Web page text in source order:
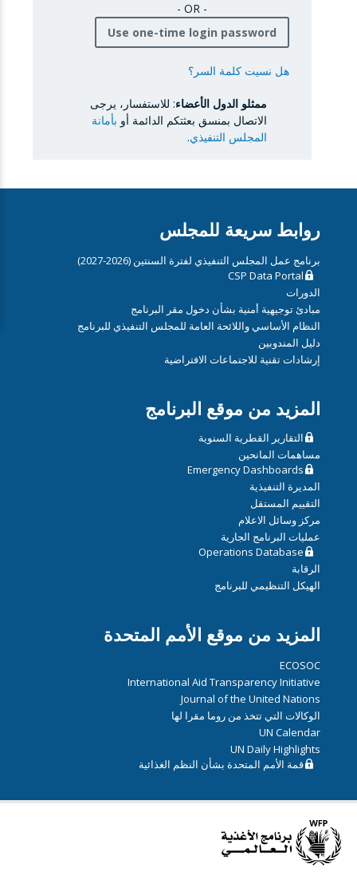
- OR -
Use one-time login password
هل نسيت كلمة السر؟
ممثلو الدول الأعضاء: للاستفسار، يرجى
الاتصال بمنسق بعثتكم الدائمة أو بأمانة
المجلس التنفيذي.
روابط سريعة للمجلس
برنامج عمل المجلس التنفيذي لفترة السنتين (2026-2027)
CSP Data Portal
الدورات
مبادئ توجيهية أمنية بشأن دخول مقر البرنامج
النظام الأساسي واللائحة العامة للمجلس التنفيذي للبرنامج
دليل المندوبين
إرشادات تقنية للاجتماعات الافتراضية
المزيد من موقع البرنامج
التقارير القطرية السنوية
مساهمات المانحين
Emergency Dashboards
المديرة التنفيذية
التقييم المستقل
مركز وسائل الاعلام
عمليات البرنامج الجارية
Operations Database
الرقابة
الهيكل التنظيمي للبرنامج
المزيد من موقع الأمم المتحدة
ECOSOC
International Aid Transparency Initiative
Journal of the United Nations
الوكالات التي تتخذ من روما مقرا لها
UN Calendar
UN Daily Highlights
قمة الأمم المتحدة بشأن النظم الغذائية